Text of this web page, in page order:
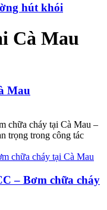
hút khói
Cà Mau
Mau
chữa cháy tại Cà Mau –
trọng trong công tác
– Bơm chữa cháy